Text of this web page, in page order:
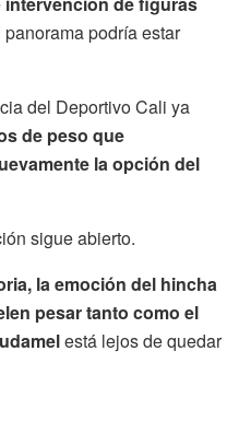
panorama podría estar
del Deportivo Cali ya
de peso que
la opción del
sigue abierto.
la emoción del hincha
pesar tanto como el
está lejos de quedar